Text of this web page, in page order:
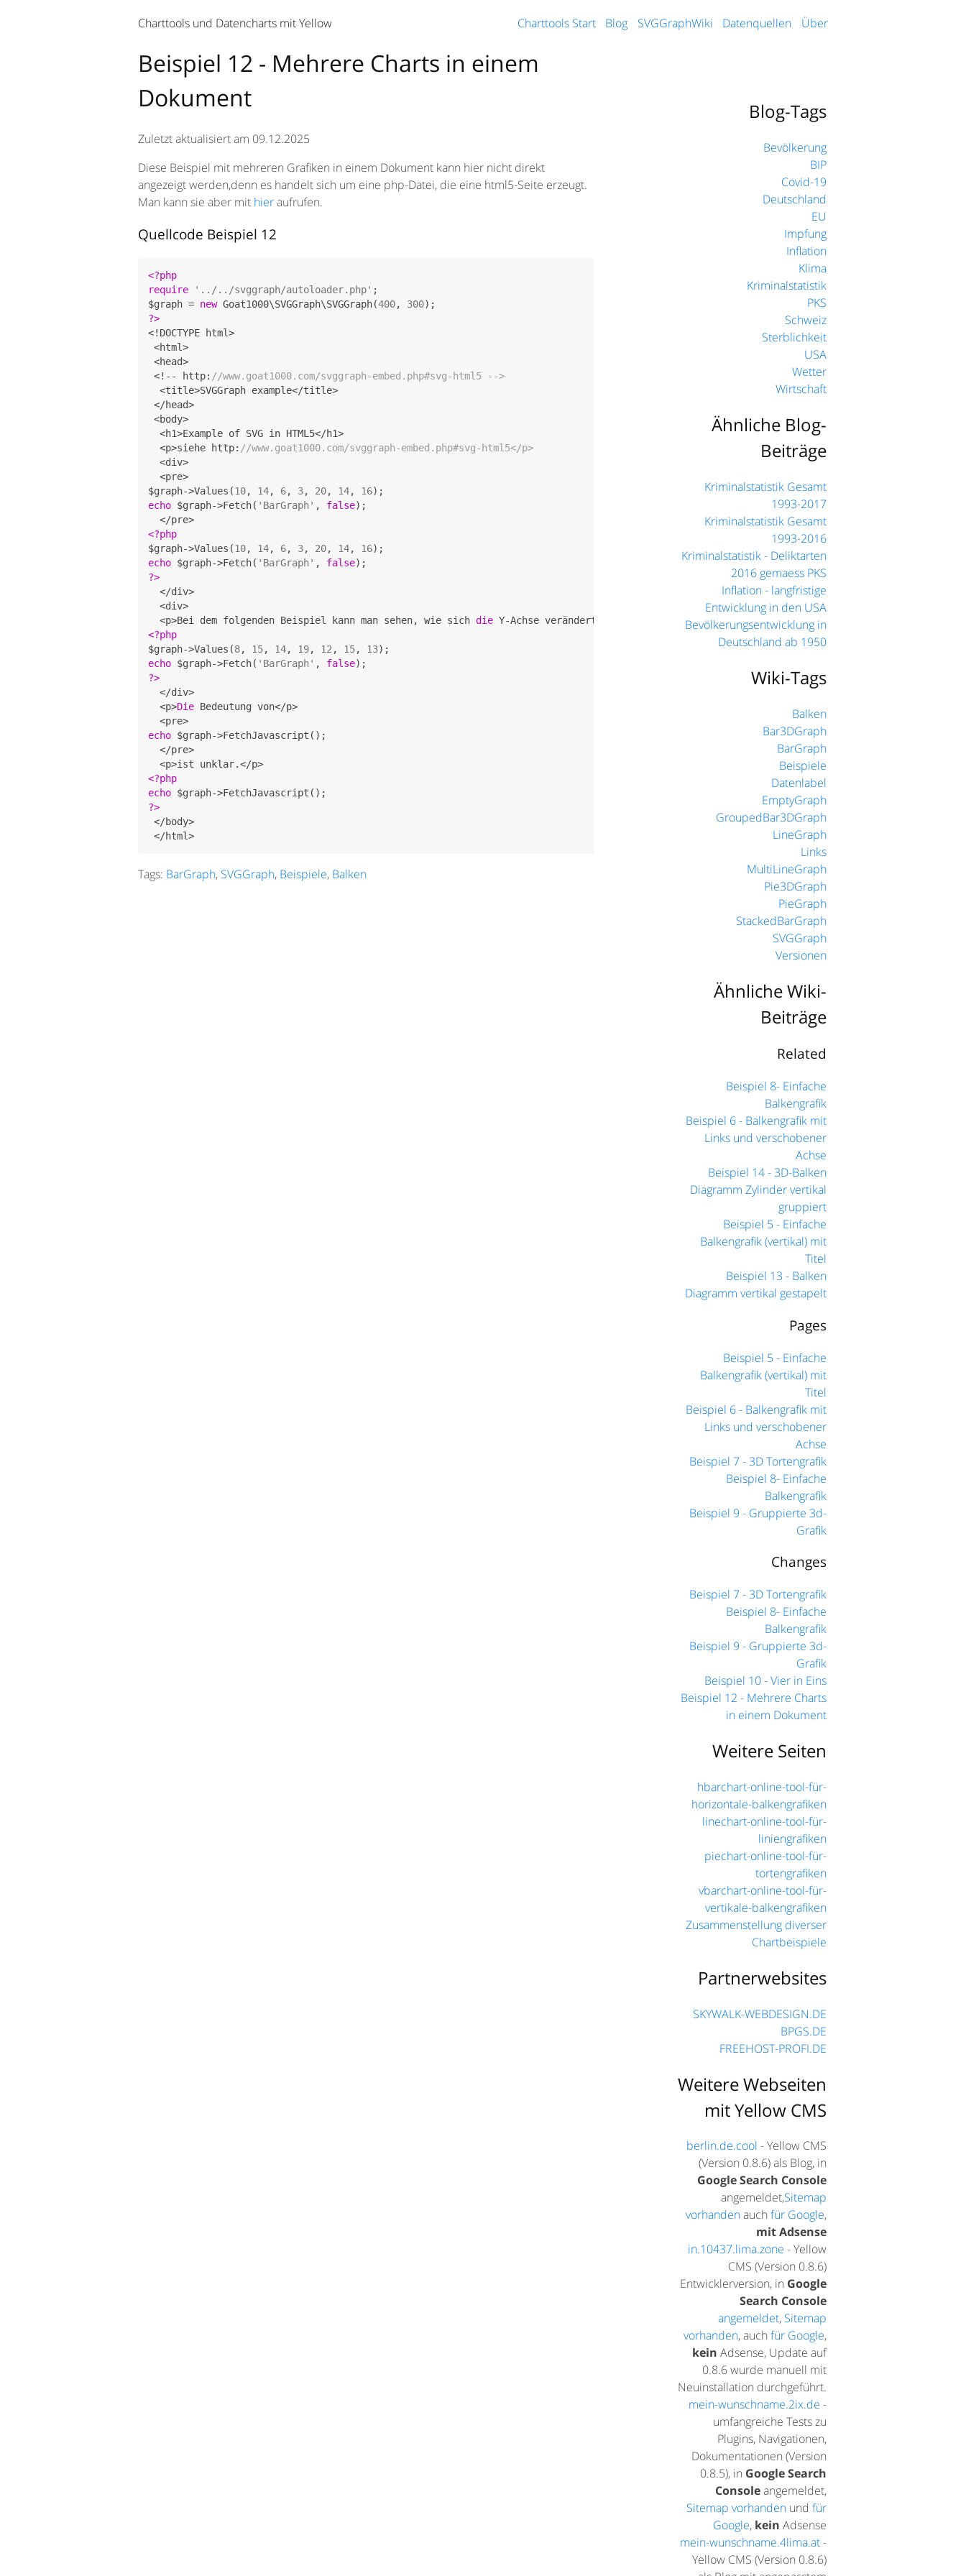
Charttools und Datencharts mit Yellow Charttools Start Blog SVGGraphWiki Datenquellen Über
Beispiel 12 - Mehrere Charts in einem
Dokument
Zuletzt aktualisiert am 09.12.2025
Diese Beispiel mit mehreren Grafiken in einem Dokument kann hier nicht direkt
angezeigt werden,denn es handelt sich um eine php-Datei, die eine html5-Seite erzeugt.
Man kann sie aber mit hieraufrufen.
Quellcode Beispiel 12
<?php
require
'../../svggraph/autoloader.php' ;
$graph = new Goat1000\SVGGraph\SVGGraph(400, 300
?>
<!DOCTYPE html>
<html>
<head>
<!-- http: //www.goat1000.com/svggraph-embed.php#svg-html5 -->
  <title>SVGGraph example</title>
</head>
<body>
  <h1>Example of SVG in HTML5</h1>
  <p>siehe http:
//www.goat1000.com/svggraph-embed.php#svg-html5</p>
  <div>
  <pre>
$graph->Values(10, 14, 6, 3, 20, 14, 16
echo $graph->Fetch( 'BarGraph' , false);
<?php
$graph->Values(10, 14, 6, 3, 20, 14, 16
echo $graph->Fetch( 'BarGraph' , false
?>
  </div>
  <div>
  <p>Bei dem folgenden Beispiel kann man sehen, wie sich
die
<?php
$graph->Values(8, 15, 14, 19, 12, 15, 13
echo $graph->Fetch( 'BarGraph' , false
?>
  </div>
  <p>
Die Bedeutung von</p>
echo $graph->FetchJavascript();
  </pre>
<?php
echo
?>
</body>
Tags: BarGraph, SVGGraph, Beispiele, Balken
Blog-Tags
Bevölkerung
BIP
Covid-19
Deutschland
EU
Impfung
Inflation
Klima
Kriminalstatistik
PKS
Schweiz
Sterblichkeit
USA
Wetter
Wirtschaft
Ähnliche Blog-
Beiträge
Kriminalstatistik Gesamt
1993-2017
Kriminalstatistik Gesamt
1993-2016
Kriminalstatistik - Deliktarten
2016 gemaess PKS
Inflation - langfristige
Entwicklung in den USA
Bevölkerungsentwicklung in
Deutschland ab 1950
Wiki-Tags
Balken
Bar3DGraph
BarGraph
Beispiele
Datenlabel
EmptyGraph
GroupedBar3DGraph
LineGraph
Links
MultiLineGraph
Pie3DGraph
PieGraph
StackedBarGraph
SVGGraph
Versionen
Ähnliche Wiki-
Beiträge
Related
Beispiel 8- Einfache
Balkengrafik
Beispiel 6 - Balkengrafik mit
Links und verschobener
Achse
Beispiel 14 - 3D-Balken
Diagramm Zylinder vertikal
gruppiert
Beispiel 5 - Einfache
Balkengrafik (vertikal) mit
Titel
Beispiel 13 - Balken
Diagramm vertikal gestapelt
Pages
Beispiel 5 - Einfache
Balkengrafik (vertikal) mit
Titel
Beispiel 6 - Balkengrafik mit
Links und verschobener
Achse
Beispiel 7 - 3D Tortengrafik
Beispiel 8- Einfache
Balkengrafik
Beispiel 9 - Gruppierte 3d-
Grafik
Changes
Beispiel 7 - 3D Tortengrafik
Beispiel 8- Einfache
Balkengrafik
Beispiel 9 - Gruppierte 3d-
Grafik
Beispiel 10 - Vier in Eins
Beispiel 12 - Mehrere Charts
in einem Dokument
Weitere Seiten
hbarchart-online-tool-für-
horizontale-balkengrafiken
linechart-online-tool-für-
liniengrafiken
piechart-online-tool-für-
tortengrafiken
vbarchart-online-tool-für-
vertikale-balkengrafiken
Zusammenstellung diverser
Chartbeispiele
Partnerwebsites
SKYWALK-WEBDESIGN.DE
BPGS.DE
FREEHOST-PROFI.DE
Weitere Webseiten
mit Yellow CMS
berlin.de.cool - Yellow CMS
(Version 0.8.6) als Blog, in
Google Search Console
angemeldet,Sitemap
vorhandenauch für Google,
mit Adsense
in.10437.lima.zone - Yellow
CMS (Version 0.8.6)
Entwicklerversion, in Google
Search Console
angemeldet, Sitemap
vorhanden, auch für Google,
kein Adsense, Update auf
0.8.6 wurde manuell mit
Neuinstallation durchgeführt.
mein-wunschname.2ix.de -
umfangreiche Tests zu
Plugins, Navigationen,
Dokumentationen (Version
0.8.5), in Google Search
Consoleangemeldet,
Sitemap vorhanden und für
Google, kein Adsense
mein-wunschname.4lima.at-
Yellow CMS (Version 0.8.6)